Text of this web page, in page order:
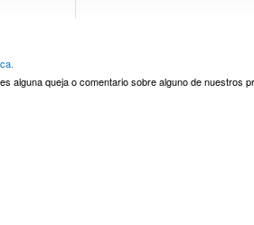
alguna queja o comentario sobre alguno de nuestros